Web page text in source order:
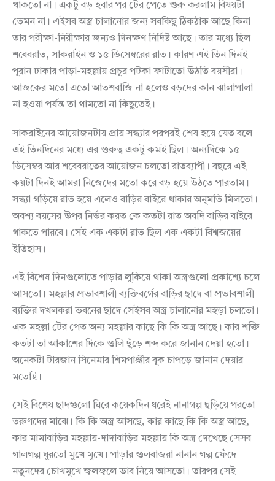
থাকতো না। একটু বড় হবার পর টের পেতে শুরু করলাম বিষয়টা
তেমন না। এইসব অস্ত্র চালানোর জন্য সবকিছু ঠিকঠাক আছে কিনা
তার পরীক্ষা-নিরীক্ষার জন্যও দিনক্ষণ নির্দিষ্ট আছে। তার মধ্যে ছিল
শবেবরাত, সাকরাইন ও ১৫ ডিসেম্বরের রাত। কারণ এই তিন দিনই
পুরান ঢাকার পাড়া-মহল্লায় প্রচুর পটকা ফাটাতো উঠতি বয়সীরা।
আজকের মতো এতো আতশবাজি না হলেও বড়দের কান ঝালাপালা
না হওয়া পর্যন্ত তা থামতো না কিছুতেই।
সাকরাইনের আয়োজনটায় প্রায় সন্ধ্যার পরপরই শেষ হয়ে যেত বলে
এই তিনদিনের মধ্যে এর গুরুত্ব একটু কমই ছিল। অন্যদিকে ১৫
ডিসেম্বর আর শবেবরাতের আয়োজন চলতো রাতব্যাপী। বছরে এই
কয়টা দিনই আমরা নিজেদের মতো করে বড় হয়ে উঠতে পারতাম।
সন্ধ্যা গড়িয়ে রাত হয়ে এলেও বাড়ির বাইরে থাকার অনুমতি মিলতো।
অবশ্য বয়সের উপর নির্ভর করত কে কতটা রাত অবদি বাড়ির বাইরে
থাকতে পারবে। সেই এক একটা রাত ছিল এক একটা বিশ্বজয়ের
ইতিহাস।
এই বিশেষ দিনগুলোতে পাড়ার লুকিয়ে থাকা অস্ত্রগুলো প্রকাশ্যে চলে
আসতো। মহল্লার প্রভাবশালী ব্যক্তিবর্গের বাড়ির ছাদে বা প্রভাবশালী
ব্যক্তির দখলকরা ভবনের ছাদে সেইসব অস্ত্র চালানোর মহড়া চলতো।
এক মহল্লা টের পেত অন্য মহল্লার কাছে কি কি অস্ত্র আছে। কার শক্তি
কতটা তা আকাশের দিকে গুলি ছুঁড়ে শব্দ করে জানান দেয়া হতো।
অনেকটা টারজান সিনেমার শিমপাঞ্জীর বুক চাপড়ে জানান দেয়ার
মতোই।
সেই বিশেষ ছাদগুলো ঘিরে কয়েকদিন ধরেই নানাগল্প ছড়িয়ে পরতো
তরুণদের মাঝে। কি কি অস্ত্র আসছে, কার কাছে কি কি অস্ত্র আছে,
কার মামাবাড়ির মহল্লায়-দাদাবাড়ির মহল্লায় কি অস্ত্র দেখেছে সেসব
গালগল্প ঘুরতো মুখে মুখে। পাড়ার গুলবাজরা নানান গল্প ফেঁদে
নতুনদের চোখমুখে জ্বলজ্বলে ভাব নিয়ে আসতো। তারপর সেই